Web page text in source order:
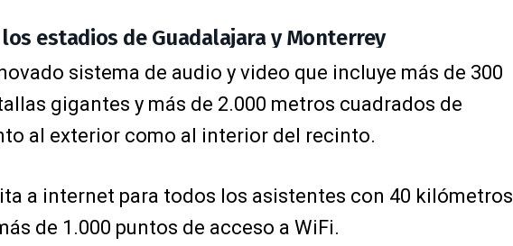
estadios de Guadalajara y Monterrey
sistema de audio y video que incluye más de 300
gigantes y más de 2.000 metros cuadrados de
al exterior como al interior del recinto.
a internet para todos los asistentes con 40 kilómetros
de 1.000 puntos de acceso a WiFi.